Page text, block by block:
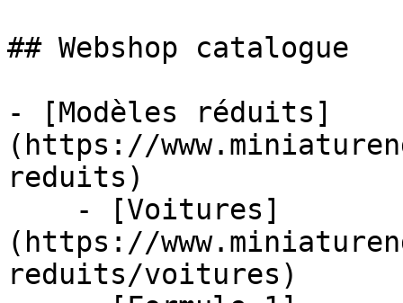
## Webshop catalogue
- [Modèles réduits]
(https://
reduits)
(https://
reduits/voitures)